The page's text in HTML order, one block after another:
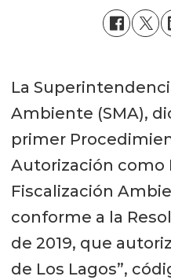
La
Ambiente (SMA),
primer
Autorización como
Fiscalización
conforme a la
de 2019, que
de Los Lagos”,